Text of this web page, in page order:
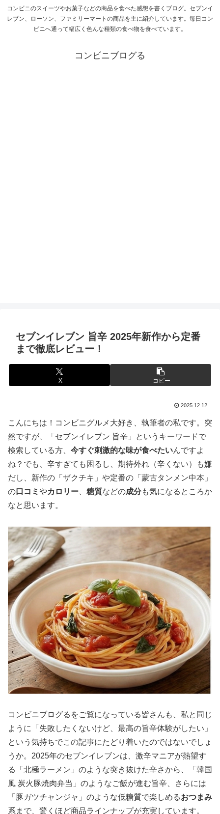
コンビニのスイーツやお菓子などの商品を食べた感想を書くブログ。セブンイ
レブン、ローソン、ファミリーマートの商品を主に紹介しています。毎日コン
ビニへ通って幅広く色んな種類の食べ物を食べています。
コンビニブログる
セブンイレブン 旨辛 2025年新作から定番
まで徹底レビュー！
X コピー
2025.12.12
こんにちは！コンビニグルメ大好き、執筆者の私です。突
然ですが、「セブンイレブン 旨辛」というキーワードで
検索している方、 今すぐ刺激的な味が食べたいんですよ
ね？でも、辛すぎても困るし、期待外れ（辛くない）も嫌
だし、新作の「ザクチキ」や定番の「蒙古タンメン中本」
の口コミ やカロリー 糖質などの成分も気になるところか
なと思います。
コンビニブログるをご覧になっている皆さんも、私と同じ
ように「失敗したくないけど、最高の旨辛体験がしたい」
という気持ちでこの記事にたどり着いたのではないでしょ
うか。2025年のセブンイレブンは、激辛マニアが熱望す
る「北極ラーメン」のような突き抜けた辛さから、「韓国
風 炭火豚焼肉弁当」のようなご飯が進む旨辛、さらには
「豚ガツチャンジャ」のような低糖質で楽しめるおつまみ
系まで、驚くほど商品ラインナップが充実しています。